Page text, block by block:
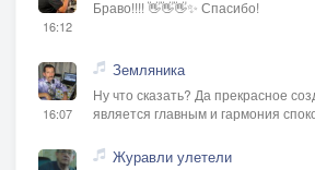
16:12
Браво!!!! 👋👋👋✨ Спасибо!
16:07
Земляника
Ну что сказать? Да прекрасное
является главным и гармония
Журавли улетели